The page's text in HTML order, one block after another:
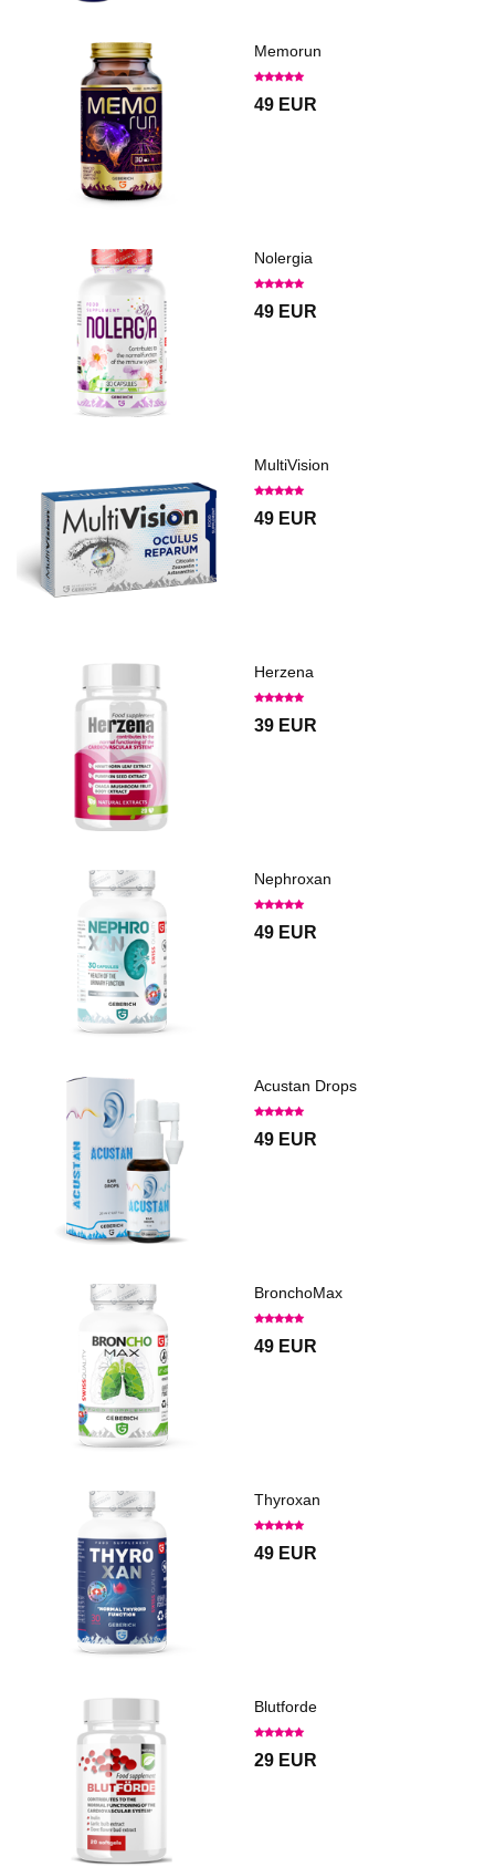
Memorun
49 EUR
Nolergia
49 EUR
MultiVision
49 EUR
Herzena
39 EUR
Nephroxan
49 EUR
Acustan Drops
49 EUR
BronchoMax
49 EUR
Thyroxan
49 EUR
Blutforde
29 EUR